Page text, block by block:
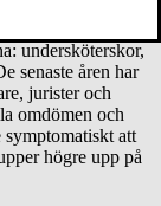
undersköterskor,
senaste åren har
jurister och
omdömen och
symptomatiskt att
högre upp på